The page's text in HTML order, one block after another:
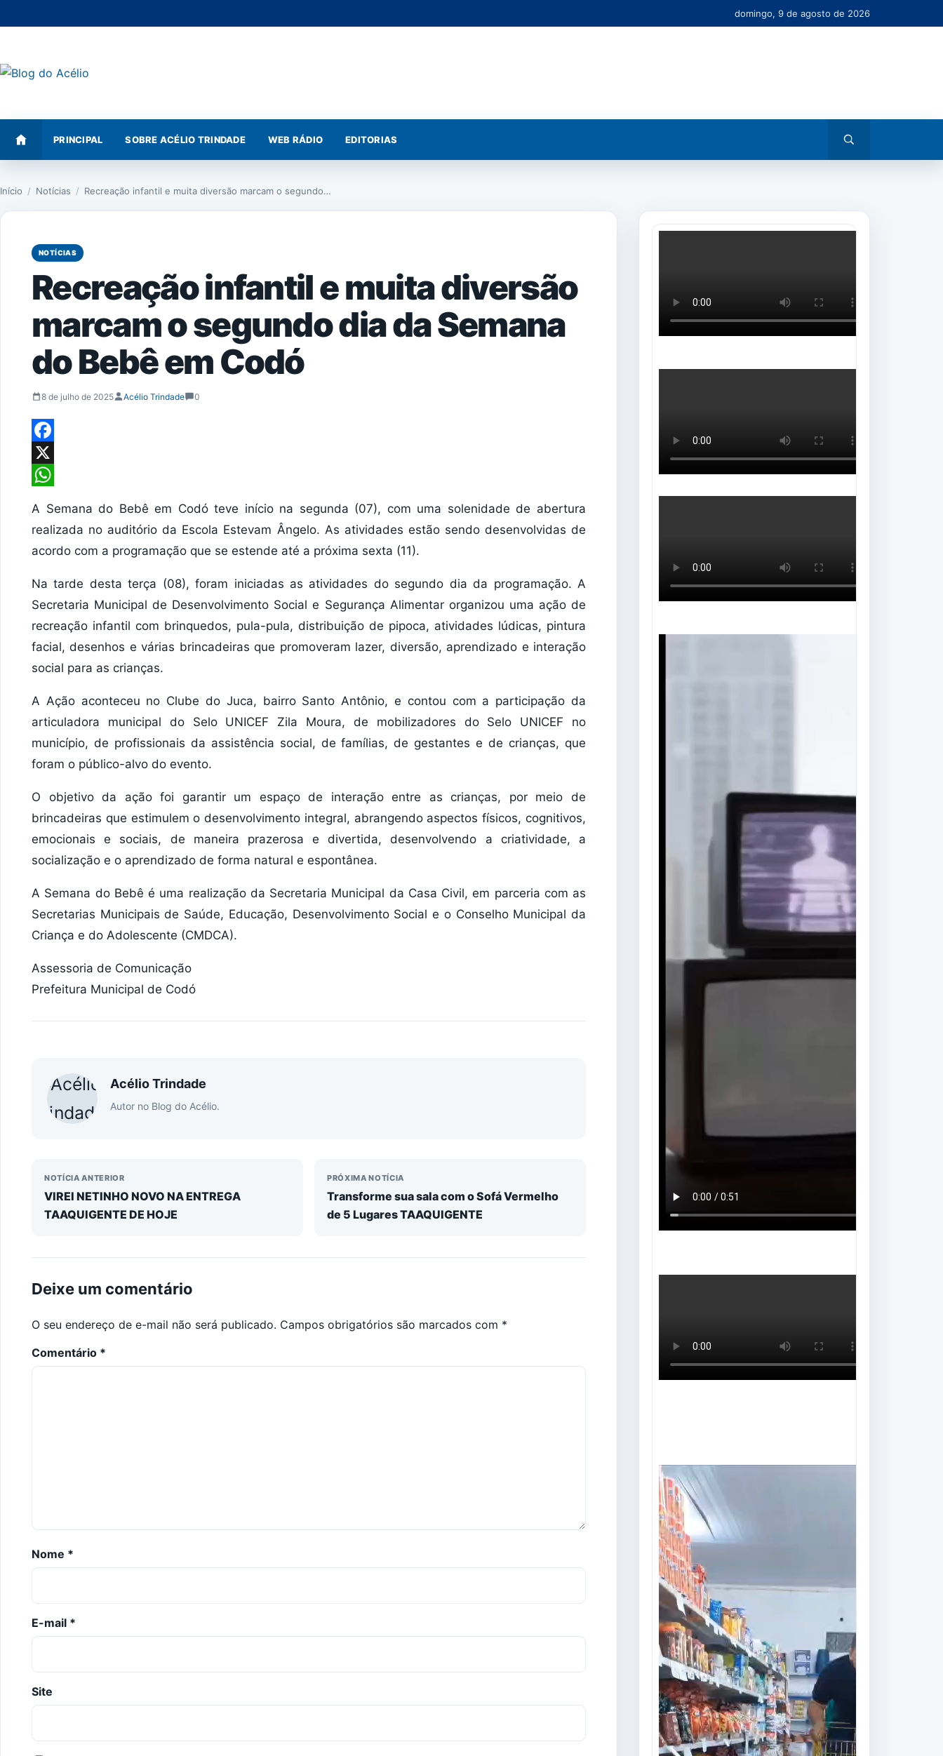
para
conteúdo
domingo, 9 de agosto de 2026
PRINCIPAL SOBRE ACÉLIO TRINDADE WEB RÁDIO EDITORIAS
busca
Início / Notícias / Recreação infantil e muita diversão marcam o segundo…
NOTÍCIAS
Recreação infantil e muita diversão
marcam o segundo dia da Semana
do Bebê em Codó
8 de julho de 2025 Acélio Trindade 0
Facebook
X
A Semana do Bebê em Codó teve início na segunda (07), com uma solenidade de abertura
realizada no auditório da Escola Estevam Ângelo. As atividades estão sendo desenvolvidas de
acordo com a programação que se estende até a próxima sexta (11).
Na tarde desta terça (08), foram iniciadas as atividades do segundo dia da programação. A
Secretaria Municipal de Desenvolvimento Social e Segurança Alimentar organizou uma ação de
recreação infantil com brinquedos, pula-pula, distribuição de pipoca, atividades lúdicas, pintura
facial, desenhos e várias brincadeiras que promoveram lazer, diversão, aprendizado e interação
social para as crianças.
A Ação aconteceu no Clube do Juca, bairro Santo Antônio, e contou com a participação da
articuladora municipal do Selo UNICEF Zila Moura, de mobilizadores do Selo UNICEF no
município, de profissionais da assistência social, de famílias, de gestantes e de crianças, que
foram o público-alvo do evento.
O objetivo da ação foi garantir um espaço de interação entre as crianças, por meio de
brincadeiras que estimulem o desenvolvimento integral, abrangendo aspectos físicos, cognitivos,
emocionais e sociais, de maneira prazerosa e divertida, desenvolvendo a criatividade, a
socialização e o aprendizado de forma natural e espontânea.
A Semana do Bebê é uma realização da Secretaria Municipal da Casa Civil, em parceria com as
Secretarias Municipais de Saúde, Educação, Desenvolvimento Social e o Conselho Municipal da
Criança e do Adolescente (CMDCA).
Assessoria de Comunicação
Prefeitura Municipal de Codó
Acélio Trindade
Autor no Blog do Acélio.
NOTÍCIA ANTERIOR
VIREI NETINHO NOVO NA ENTREGA
TAAQUIGENTE DE HOJE
PRÓXIMA NOTÍCIA
Transforme sua sala com o Sofá Vermelho
de 5 Lugares TAAQUIGENTE
Deixe um comentário
O seu endereço de e-mail não será publicado. Campos obrigatórios são marcados com *
Comentário *
Nome *
E-mail *
Site